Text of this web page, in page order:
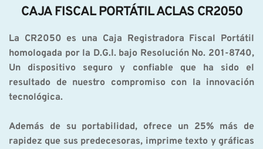
CAJA FISCAL PORTÁTIL ACLAS CR2050
La CR2050 es una Caja Registradora Fiscal Portátil
homologada por la D.G.I. bajo Resolución No. 201-8740,
Un dispositivo seguro y confiable que ha sido el
resultado de nuestro compromiso con la innovación
tecnológica.
Además de su portabilidad, ofrece un 25% más de
rapidez que sus predecesoras, imprime texto y gráficas